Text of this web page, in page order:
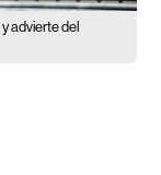
advierte del